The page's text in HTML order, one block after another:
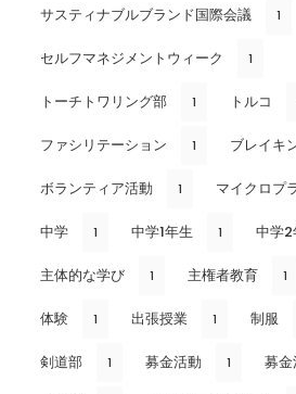
サスティナブルブランド国際会議 1
セルフマネジメントウィーク 1
トーチトワリング部 1 トルコ
ファシリテーション 1 ブレイキ
ボランティア活動 1 マイクロプ
中学 1 中学1年生 1 中学
主体的な学び 1 主権者教育 1
体験 1 出張授業 1 制服
剣道部 1 募金活動 1 募